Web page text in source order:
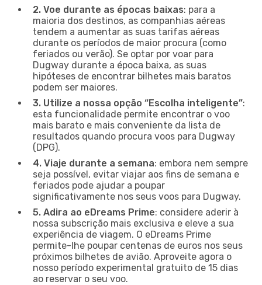
2. Voe durante as épocas baixas: para a
maioria dos destinos, as companhias aéreas
tendem a aumentar as suas tarifas aéreas
durante os períodos de maior procura (como
feriados ou verão). Se optar por voar para
Dugway durante a época baixa, as suas
hipóteses de encontrar bilhetes mais baratos
podem ser maiores.
3. Utilize a nossa opção “Escolha inteligente”:
esta funcionalidade permite encontrar o voo
mais barato e mais conveniente da lista de
resultados quando procura voos para Dugway
(DPG).
4. Viaje durante a semana: embora nem sempre
seja possível, evitar viajar aos fins de semana e
feriados pode ajudar a poupar
significativamente nos seus voos para Dugway.
5. Adira ao eDreams Prime: considere aderir à
nossa subscrição mais exclusiva e eleve a sua
experiência de viagem. O eDreams Prime
permite-lhe poupar centenas de euros nos seus
próximos bilhetes de avião. Aproveite agora o
nosso período experimental gratuito de 15 dias
ao reservar o seu voo.